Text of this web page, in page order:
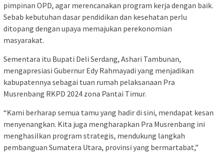
pimpinan OPD, agar merencanakan program kerja dengan baik.
Sebab kebutuhan dasar pendidikan dan kesehatan perlu
ditopang dengan upaya memajukan perekonomian
masyarakat.
Sementara itu Bupati Deli Serdang, Ashari Tambunan,
mengapresiasi Gubernur Edy Rahmayadi yang menjadikan
kabupatennya sebagai tuan rumah pelaksanaan Pra
Musrenbang RKPD 2024 zona Pantai Timur.
“Kami berharap semua tamu yang hadir di sini, mendapat kesan
menyenangkan. Kita juga mengharapkan Pra Musrenbang ini
menghasilkan program strategis, mendukung langkah
pembanguan Sumatera Utara, provinsi yang bermartabat,”